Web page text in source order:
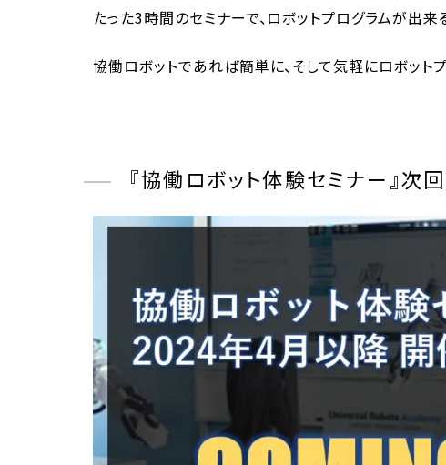
たった3時間のセミナーで、ロボットプログラムが出来
協働ロボットであれば簡単に、そして気軽にロボット
『協働ロボット体験セミナー』次